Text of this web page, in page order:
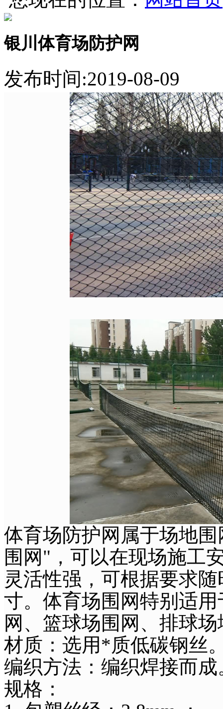
银川体育场防护网
发布时间:2019-08-09
体育场防护网属于场地
围网"，可以在现场施工
灵活性强，可根据要求
寸。体育场围网特别适
网、篮球场围网、排球
材质：选用*质低碳
编织方法：编织焊接
规格：